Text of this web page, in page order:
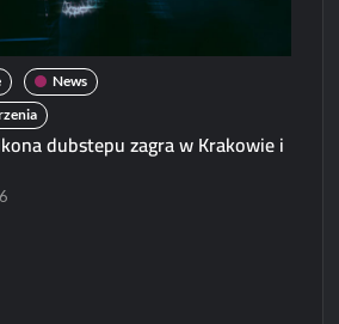
News
dubstepu zagra w Krakowie i